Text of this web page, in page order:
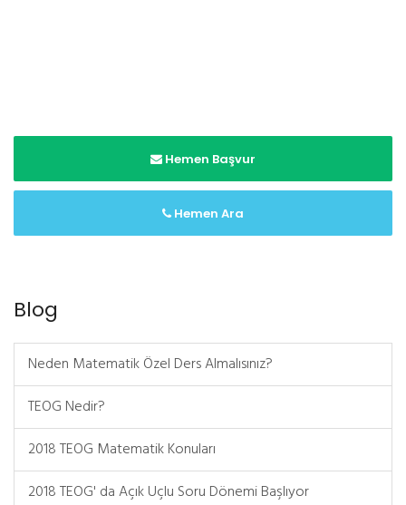
Hemen Başvur
Hemen Ara
Blog
Neden Matematik Özel Ders Almalısınız?
TEOG Nedir?
2018 TEOG Matematik Konuları
2018 TEOG' da Açık Uçlu Soru Dönemi Başlıyor